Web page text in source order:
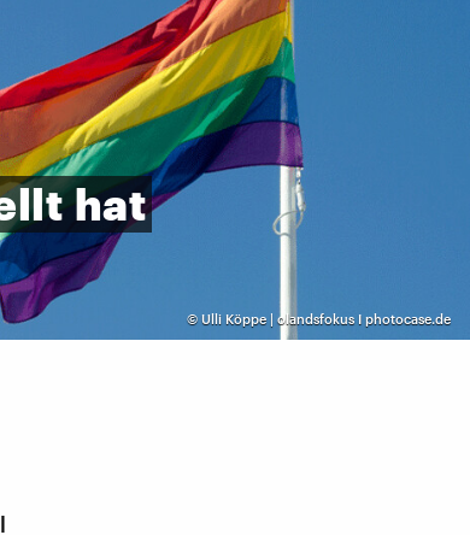
© Ulli Köppe | olandsfokus I photocase.de
hat